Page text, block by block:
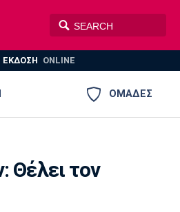
ΕΚΔΟΣΗ ONLINE
ΟΜΑΔΕΣ
Θέλει τον